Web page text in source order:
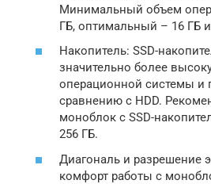
Минимальный объем
ГБ, оптимальный – 16 ГБ
Накопитель: SSD-
значительно более
операционной системы и
сравнению с HDD.
моноблок с SSD-
256 ГБ.
Диагональ и разрешение
комфорт работы с